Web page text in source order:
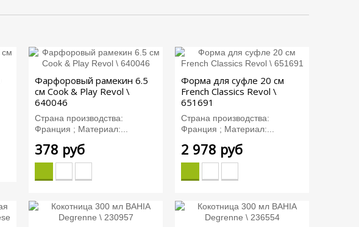
Фарфоровый рамекин 6.5
см Cook & Play Revol \
640046
Страна производства:
Франция ; Материал:...
378 руб
Форма для суфле 20 см
French Classics Revol \
651691
Страна производства:
Франция ; Материал:...
2 978 руб